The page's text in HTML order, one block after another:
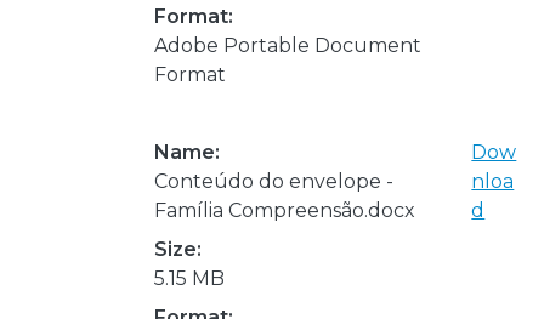
Format:
Adobe Portable Document
Format
Name:
Conteúdo do envelope -
Família Compreensão.docx
Size:
5.15 MB
Dow
nloa
d